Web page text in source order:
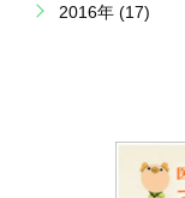
2016年 (17)